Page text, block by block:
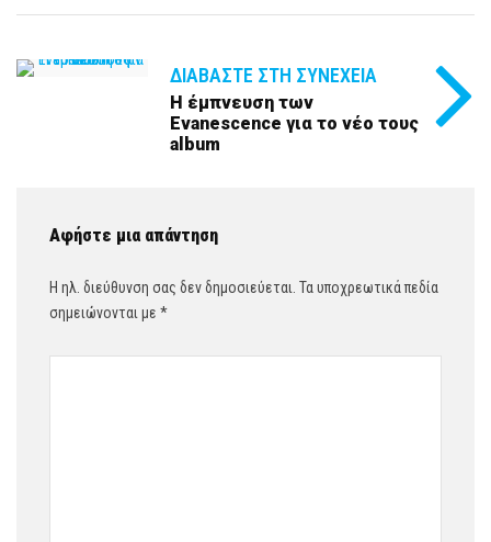
ΔΙΑΒΆΣΤΕ ΣΤΗ ΣΥΝΈΧΕΙΑ
H έμπνευση των
Evanescence για το νέο τους
album
Αφήστε μια απάντηση
Η ηλ. διεύθυνση σας δεν δημοσιεύεται. Τα υποχρεωτικά πεδία
σημειώνονται με *